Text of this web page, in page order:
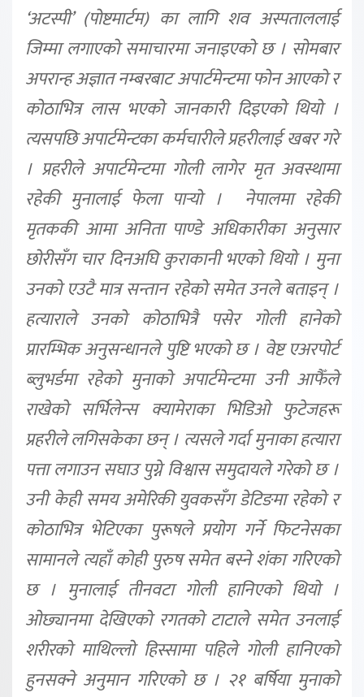
‘अटस्पी’ (पोष्टमार्टम) का लागि शव अस्पताललाई
जिम्मा लगाएको समाचारमा जनाइएको छ । सोमबार
अपरान्ह अज्ञात नम्बरबाट अपार्टमेन्टमा फोन आएको र
कोठाभित्र लास भएको जानकारी दिइएको थियो ।
त्यसपछि अपार्टमेन्टका कर्मचारीले प्रहरीलाई खबर गरे
। प्रहरीले अपार्टमेन्टमा गोली लागेर मृत अवस्थामा
रहेकी मुनालाई फेला पार्‍यो । नेपालमा रहेकी
मृतककी आमा अनिता पाण्डे अधिकारीका अनुसार
छोरीसँग चार दिनअघि कुराकानी भएको थियो । मुना
उनको एउटै मात्र सन्तान रहेको समेत उनले बताइन् ।
हत्याराले उनको कोठाभित्रै पसेर गोली हानेको
प्रारम्भिक अनुसन्धानले पुष्टि भएको छ । वेष्ट एअरपोर्ट
ब्लुभर्डमा रहेको मुनाको अपार्टमेन्टमा उनी आफैँले
राखेको सर्भिलेन्स क्यामेराका भिडिओ फुटेजहरू
प्रहरीले लगिसकेका छन् । त्यसले गर्दा मुनाका हत्यारा
पत्ता लगाउन सघाउ पुग्ने विश्वास समुदायले गरेको छ ।
उनी केही समय अमेरिकी युवकसँग डेटिङमा रहेको र
कोठाभित्र भेटिएका पुरूषले प्रयोग गर्ने फिटनेसका
सामानले त्यहाँ कोही पुरुष समेत बस्ने शंका गरिएको
छ । मुनालाई तीनवटा गोली हानिएको थियो ।
ओछ्यानमा देखिएको रगतको टाटाले समेत उनलाई
शरीरको माथिल्लो हिस्सामा पहिले गोली हानिएको
हुनसक्ने अनुमान गरिएको छ । २१ बर्षिया मुनाको